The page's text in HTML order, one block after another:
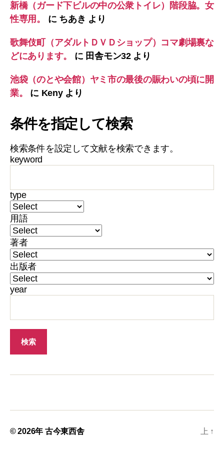
新橋（ガード下ビルの中の公衆トイレ）階段脇。女
性専用。
に ちあき より
歌舞伎町（アダルトＤＶＤショップ）コマ劇場裏な
どにあります。
に 田舎モン32より
池袋（のとや会館）ヤミ市の最後の賑わいの頃に開
業。
に Kenyより
条件を指定して検索
検索条件を設定して文献を検索できます。
keyword
type
用語
著者
出版者
year
© 2026年 古今東西舎 上 ↑